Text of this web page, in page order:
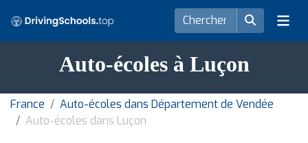
Auto-écoles à Luçon
France
Auto-écoles dans Département de Vendée
Auto-écoles dans Luçon